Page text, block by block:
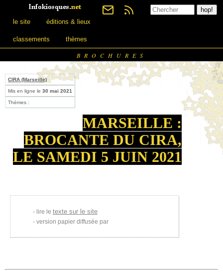
le site éditions & lieux
classements thèmes
BROCHURES
CIRA (Marseille)
Mis en ligne le 30 mai 2021
Thèmes :
MARSEILLE :
BROCANTE DU CIRA,
LE SAMEDI 5 JUIN 2021
lire le texte sur le site
version papier diffusée par